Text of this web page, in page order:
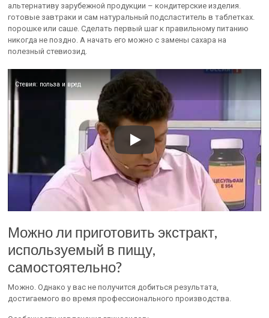
альтернативу зарубежной продукции – кондитерские изделия.
готовые завтраки и сам натуральный подсластитель в таблетках.
порошке или саше. Сделать первый шаг к правильному питанию
никогда не поздно. А начать его можно с замены сахара на
полезный стевиозид.
Стевия: польза и вред
Можно ли приготовить экстракт,
используемый в пищу,
самостоятельно?
Можно. Однако у вас не получится добиться результата,
достигаемого во время профессионального производства.